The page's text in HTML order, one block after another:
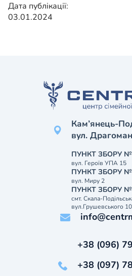
Дата публікації:
03.01.2024
Кам’янець-
вул.
ПУНКТ ЗБОРУ №
вул. Героїв УПА 15
ПУНКТ ЗБОРУ №
вул. Миру 2
ПУНКТ ЗБОРУ №
смт. Скала-
вул.Грушевського
+38 (096)
+38 (097)